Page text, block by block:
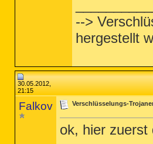
-->
hergestellt
30.05.2012,
21:15
Falkov Verschlüsselungs-
ok, hier zuerst